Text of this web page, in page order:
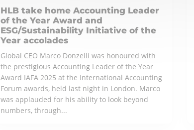
HLB take home Accounting Leader
of the Year Award and
ESG/Sustainability Initiative of the
Year accolades
Global CEO Marco Donzelli was honoured with
the prestigious Accounting Leader of the Year
Award IAFA 2025 at the International Accounting
Forum awards, held last night in London. Marco
was applauded for his ability to look beyond
numbers, through...